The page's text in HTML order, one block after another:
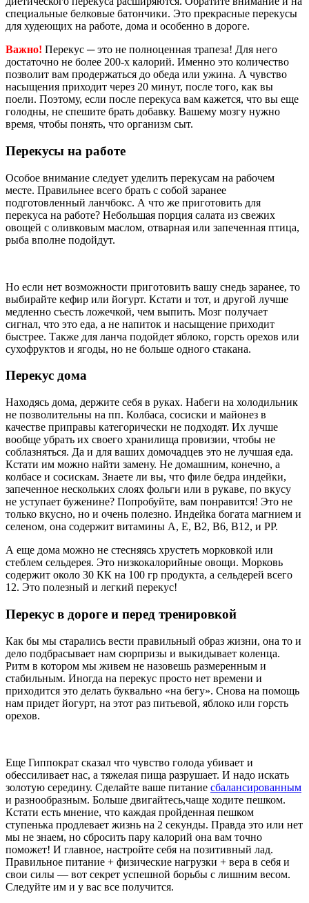
специальные белковые батончики. Это прекрасные перекусы
для худеющих на работе, дома и особенно в дороге.
Важно! Перекус ─ это не полноценная трапеза! Для него
достаточно не более 200-х калорий. Именно это количество
позволит вам продержаться до обеда или ужина. А чувство
насыщения приходит через 20 минут, после того, как вы
поели. Поэтому, если после перекуса вам кажется, что вы еще
голодны, не спешите брать добавку. Вашему мозгу нужно
время, чтобы понять, что организм сыт.
Перекусы на работе
Особое внимание следует уделить перекусам на рабочем
месте. Правильнее всего брать с собой заранее
подготовленный ланчбокс. А что же приготовить для
перекуса на работе? Небольшая порция салата из свежих
овощей с оливковым маслом, отварная или запеченная птица,
рыба вполне подойдут.
Но если нет возможности приготовить вашу снедь заранее, то
выбирайте кефир или йогурт. Кстати и тот, и другой лучше
медленно съесть ложечкой, чем выпить. Мозг получает
сигнал, что это еда, а не напиток и насыщение приходит
быстрее. Также для ланча подойдет яблоко, горсть орехов или
сухофруктов и ягоды, но не больше одного стакана.
Перекус дома
Находясь дома, держите себя в руках. Набеги на холодильник
не позволительны на пп. Колбаса, сосиски и майонез в
качестве приправы категорически не подходят. Их лучше
вообще убрать их своего хранилища провизии, чтобы не
соблазняться. Да и для ваших домочадцев это не лучшая еда.
Кстати им можно найти замену. Не домашним, конечно, а
колбасе и сосискам. Знаете ли вы, что филе бедра индейки,
запеченное нескольких слоях фольги или в рукаве, по вкусу
не уступает буженине? Попробуйте, вам понравится! Это не
только вкусно, но и очень полезно. Индейка богата магнием и
селеном, она содержит витамины А, Е, В2, В6, В12, и РР.
А еще дома можно не стесняясь хрустеть морковкой или
стеблем сельдерея. Это низкокалорийные овощи. Морковь
содержит около 30 КК на 100 гр продукта, а сельдерей всего
12. Это полезный и легкий перекус!
Перекус в дороге и перед тренировкой
Как бы мы старались вести правильный образ жизни, она то и
дело подбрасывает нам сюрпризы и выкидывает коленца.
Ритм в котором мы живем не назовешь размеренным и
стабильным. Иногда на перекус просто нет времени и
приходится это делать буквально «на бегу». Снова на помощь
нам придет йогурт, на этот раз питьевой, яблоко или горсть
орехов.
Еще Гиппократ сказал что чувство голода убивает и
обессиливает нас, а тяжелая пища разрушает. И надо искать
золотую середину. Сделайте ваше питание сбалансированным
и разнообразным. Больше двигайтесь,чаще ходите пешком.
Кстати есть мнение, что каждая пройденная пешком
ступенька продлевает жизнь на 2 секунды. Правда это или нет
мы не знаем, но сбросить пару калорий она вам точно
поможет! И главное, настройте себя на позитивный лад.
Правильное питание + физические нагрузки + вера в себя и
свои силы — вот секрет успешной борьбы с лишним весом.
Следуйте им и у вас все получится.